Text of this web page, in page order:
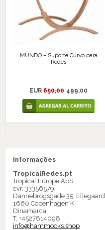
MUNDO – Suporte Curvo para
Redes
EUR650,00 499,00
Informações
TropicalRedes.pt
Tropical Europe ApS
cvr. 33356579
Dannebrogsgade 35, Ellegaard
1660 Copenhagen K
Dinamarca
T. +4527814098
info@hammocks.shop